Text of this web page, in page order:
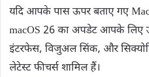
यदि आपके पास ऊपर बताए गए
macOS 26 का अपडेट आपके लिए
इंटरफेस, विजुअल सिंक, और
लेटेस्ट फीचर्स शामिल हैं।